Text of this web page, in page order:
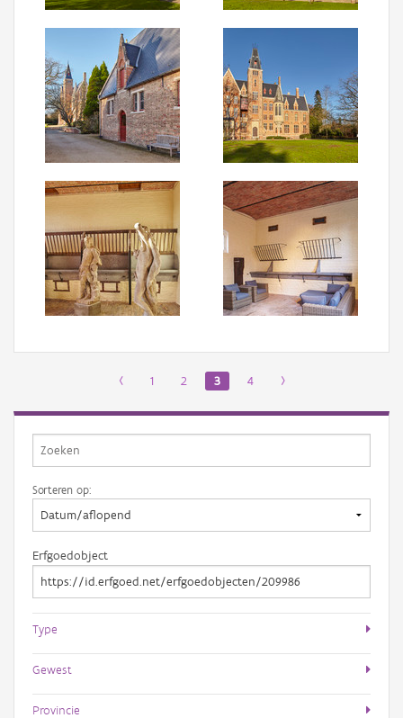
‹ 1 2 3 4 ›
Sorteren op:
Erfgoedobject
Type
Gewest
Provincie